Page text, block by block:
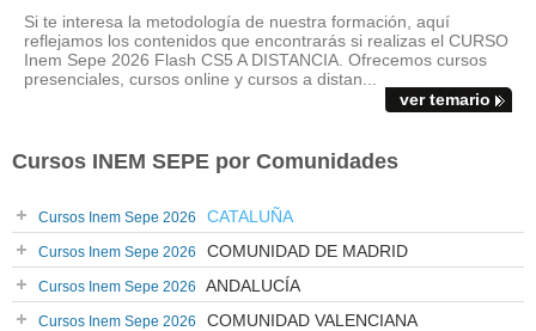
Si te interesa la metodología de nuestra formación, aquí
reflejamos los contenidos que encontrarás si realizas el CURSO
Inem Sepe 2026 Flash CS5 A DISTANCIA. Ofrecemos cursos
presenciales, cursos online y cursos a distan...
ver temario
Cursos INEM SEPE por Comunidades
Cursos Inem Sepe 2026 CATALUÑA
Cursos Inem Sepe 2026 COMUNIDAD DE MADRID
Cursos Inem Sepe 2026 ANDALUCÍA
Cursos Inem Sepe 2026 COMUNIDAD VALENCIANA